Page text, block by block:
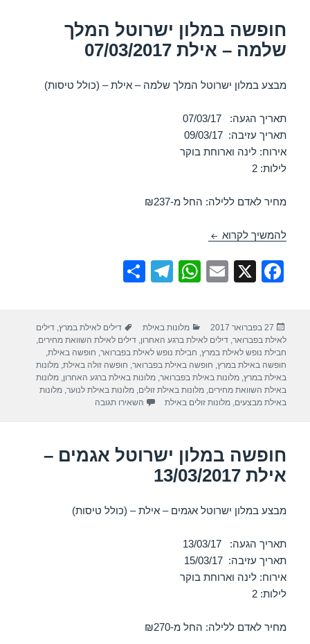
חופשה במלון ישרוטל המלך
שלמה – אילת 07/03/2017
מבצע במלון ישרוטל המלך שלמה – אילת – (כולל טיסות)
תאריך הגעה: 07/03/17
תאריך עזיבה: 09/03/17
אירוח: לינה וארוחת בוקר
לילות: 2
מחיר לאדם ללילה: החל מ-₪237
להמשיך לקרוא חופשה במלון ישרוטל המלך שלמה – אילת 07/03/2017
F
e
b
o
o
X
E
W
s
A
p
p
T
gr
a
m
e
פורסם
בתאריך
27 בפברואר 2017 קטגוריות
מלונות באילת תגיות
דילים לאילת במרץ,דילים
לאילת בפברואר,דילים לאילת ברגע האחרון,דילים לאילת השוואת מחירים,
חבילת נופש לאילת במרץ, חבילת נופש לאילת בפברואר, חופשה באילת,
חופשה באילת במרץ, חופשה באילת בפברואר, חופשה זולה באילת,מלונות
באילת במרץ,מלונות באילת בפברואר,מלונות באילת ברגע האחרון,מלונות
באילת השוואת מחירים,מלונות באילת זולים,מלונות באילת לנוער,מלונות
באילת מבצעים,מלונות זולים באילת השאירו תגובה
חופשה במלון ישרוטל אגמים –
אילת 13/03/2017
מבצע במלון ישרוטל אגמים – אילת – (כולל טיסות)
תאריך הגעה: 13/03/17
תאריך עזיבה: 15/03/17
אירוח: לינה וארוחת בוקר
לילות: 2
מחיר לאדם ללילה: החל מ-₪270